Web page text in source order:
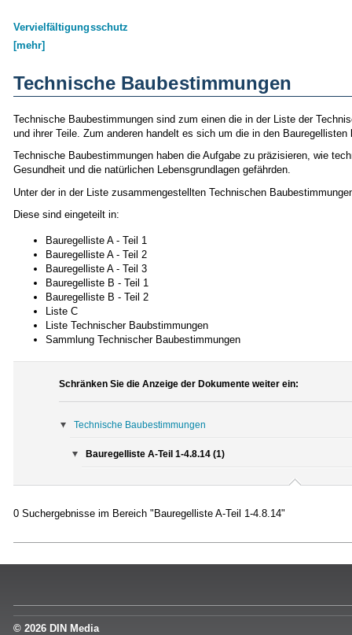
Vervielfältigungsschutz
[mehr]
Technische Baubestimmungen
Technische Baubestimmungen sind zum einen die in der Liste der
und ihrer Teile. Zum anderen handelt es sich um die in den
Technische Baubestimmungen haben die Aufgabe zu präzisieren, wie
Gesundheit und die natürlichen Lebensgrundlagen gefährden.
Unter der in der Liste zusammengestellten Technischen
Diese sind eingeteilt in:
Bauregelliste A - Teil 1
Bauregelliste A - Teil 2
Bauregelliste A - Teil 3
Bauregelliste B - Teil 1
Bauregelliste B - Teil 2
Liste C
Liste Technischer Baubstimmungen
Sammlung Technischer Baubestimmungen
Schränken Sie die Anzeige der Dokumente weiter ein:
Technische Baubestimmungen
Bauregelliste A-Teil 1-4.8.14 (1)
0 Suchergebnisse im Bereich "Bauregelliste A-Teil 1-4.8.14"
© 2026 DIN Media